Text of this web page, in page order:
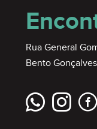
Rua General
Bento